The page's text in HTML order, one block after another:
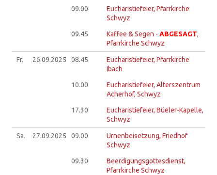
09.00
Eucharistiefeier, Pfarrkirche
Schwyz
09.45 Kaffee & Segen - ABGESAGT,
Pfarrkirche Schwyz
Fr. 26.09.2025 08.45
Eucharistiefeier, Pfarrkirche
Ibach
10.00
Eucharistiefeier, Alterszentrum
Acherhof, Schwyz
17.30
Eucharistiefeier, Büeler-Kapelle,
Schwyz
Sa. 27.09.2025 09.00
Urnenbeisetzung, Friedhof
Schwyz
09.30
Beerdigungsgottesdienst,
Pfarrkirche Schwyz